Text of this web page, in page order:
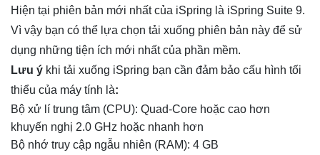
Hiện tại phiên bản mới nhất của iSpring là iSpring Suite 9.
Vì vậy bạn có thể lựa chọn tải xuống phiên bản này để sử
dụng những tiện ích mới nhất của phần mềm.
Lưu ý khi tải xuống iSpring bạn cần đảm bảo cấu hình tối
thiểu của máy tính là:
Bộ xử lí trung tâm (CPU): Quad-Core hoặc cao hơn
khuyến nghị 2.0 GHz hoặc nhanh hơn
Bộ nhớ truy cập ngẫu nhiên (RAM): 4 GB